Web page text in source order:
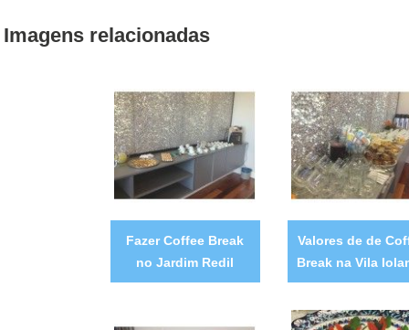
Imagens relacionadas
Fazer Coffee Break
no Jardim Redil
Valores de de
Break na Vila